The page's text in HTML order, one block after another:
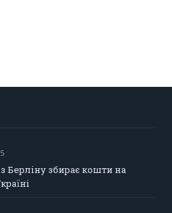
Берліну збирає кошти на